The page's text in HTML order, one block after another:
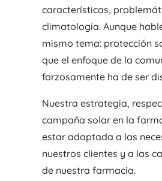
características,
climatología. Aunque
mismo tema: protección
que el enfoque de la
forzosamente ha de ser
Nuestra estrategia,
campaña solar en la
estar adaptada a las
nuestros clientes y a las
de nuestra farmacia.